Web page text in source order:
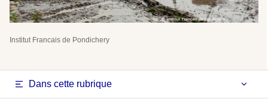
Institut Francais de Pondichery
Dans cette rubrique